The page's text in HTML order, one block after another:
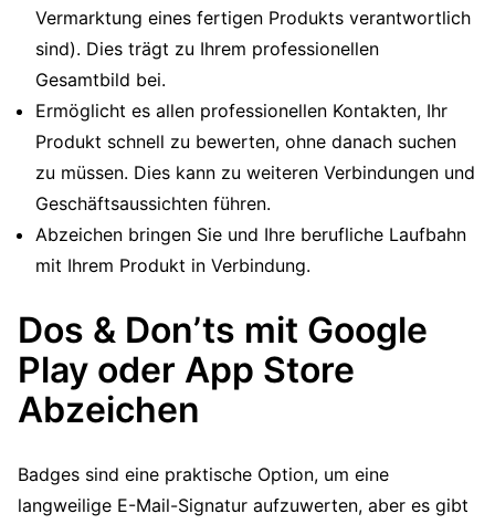
Vermarktung eines fertigen Produkts verantwortlich
sind). Dies trägt zu Ihrem professionellen
Gesamtbild bei.
Ermöglicht es allen professionellen Kontakten, Ihr
Produkt schnell zu bewerten, ohne danach suchen
zu müssen. Dies kann zu weiteren Verbindungen und
Geschäftsaussichten führen.
Abzeichen bringen Sie und Ihre berufliche Laufbahn
mit Ihrem Produkt in Verbindung.
Dos & Don’ts mit Google
Play oder App Store
Abzeichen
Badges sind eine praktische Option, um eine
langweilige E-Mail-Signatur aufzuwerten, aber es gibt